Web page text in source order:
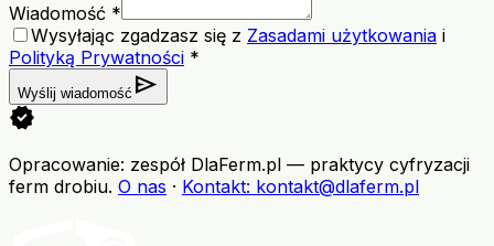
Wiadomość *
Wysyłając zgadzasz się z Zasadami użytkowania i
Polityką Prywatności *
Wyślij wiadomość send
verified
Opracowanie: zespół DlaFerm.pl — praktycy cyfryzacji
ferm drobiu. O nas · Kontakt: kontakt@dlaferm.pl